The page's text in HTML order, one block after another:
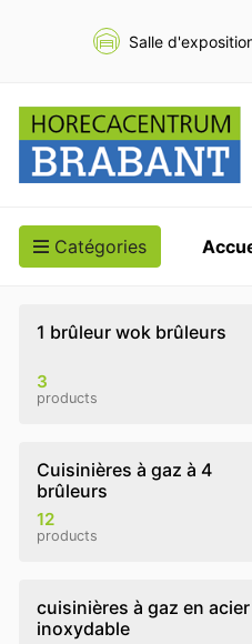
Salle
Catégories
1 brûleur wok brûleurs
3
products
Cuisinières à gaz à 4
brûleurs
12
products
cuisinières à gaz en acier
inoxydable